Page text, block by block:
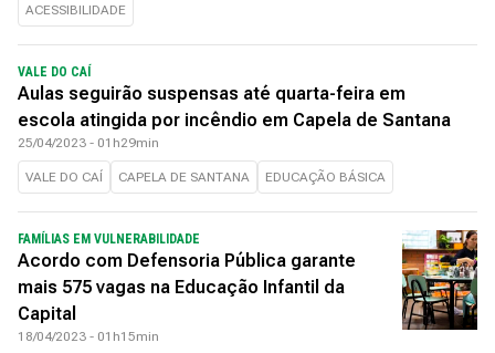
ACESSIBILIDADE
VALE DO CAÍ
Aulas seguirão suspensas até quarta-feira em
escola atingida por incêndio em Capela de Santana
25/04/2023 - 01h29min
VALE DO CAÍ CAPELA DE SANTANA EDUCAÇÃO BÁSICA
FAMÍLIAS EM VULNERABILIDADE
Acordo com Defensoria Pública garante
mais 575 vagas na Educação Infantil da
Capital
18/04/2023 - 01h15min